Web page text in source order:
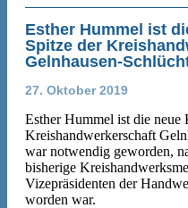
Esther Hummel ist
Spitze der
Gelnhausen-
27. Oktober 2019
Esther Hummel ist die neue
Kreishandwerkerschaft
war notwendig geworden,
bisherige
Vizepräsidenten der
worden war.